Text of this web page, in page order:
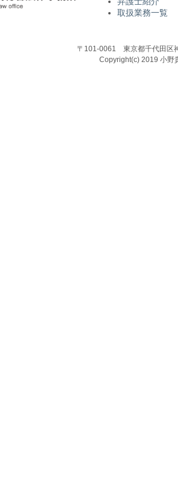
取扱業務一覧
〒101-0061 東京都千代田区
Copyright(c) 2019 小野